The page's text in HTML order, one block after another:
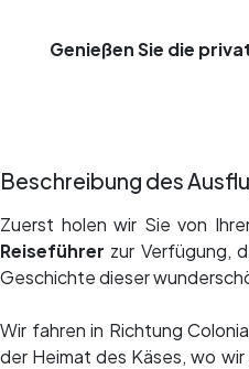
Genießen Sie die
Beschreibung des
Zuerst holen wir Sie von
Reiseführer zur Verfügung,
Geschichte dieser
Wir fahren in Richtung
der Heimat des Käses, wo wir